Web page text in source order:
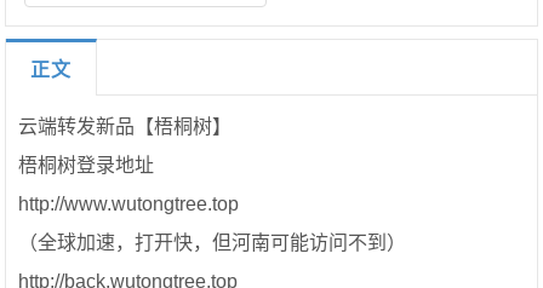
正文
云端转发新品【梧桐树】
梧桐树登录地址
http://www.wutongtree.top
（全球加速，打开快，但河南可能访问不到）
http://back.wutongtree.top